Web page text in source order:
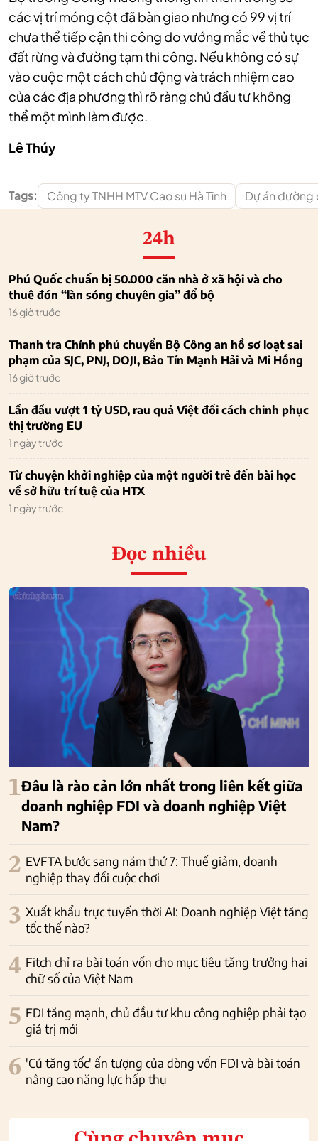
các vị trí móng cột đã bàn giao nhưng có 99 vị trí
chưa thể tiếp cận thi công do vướng mắc về thủ tục
đất rừng và đường tạm thi công. Nếu không có sự
vào cuộc một cách chủ động và trách nhiệm cao
của các địa phương thì rõ ràng chủ đầu tư không
thể một mình làm được.
Lê Thúy
Tags: Công ty TNHH MTV Cao su Hà Tĩnh Dự án
24h
Phú Quốc chuẩn bị 50.000 căn nhà ở xã hội và cho
thuê đón “làn sóng chuyên gia” đổ bộ
16 giờ trước
Thanh tra Chính phủ chuyển Bộ Công an hồ sơ loạt sai
phạm của SJC, PNJ, DOJI, Bảo Tín Mạnh Hải và Mi Hồng
16 giờ trước
Lần đầu vượt 1 tỷ USD, rau quả Việt đổi cách chinh phục
thị trường EU
1 ngày trước
Từ chuyện khởi nghiệp của một người trẻ đến bài học
về sở hữu trí tuệ của HTX
1 ngày trước
Đọc nhiều
1Đâu là rào cản lớn nhất trong liên kết giữa
doanh nghiệp FDI và doanh nghiệp Việt
Nam?
2 EVFTA bước sang năm thứ 7: Thuế giảm, doanh
nghiệp thay đổi cuộc chơi
3 Xuất khẩu trực tuyến thời AI: Doanh nghiệp Việt tăng
tốc thế nào?
4 Fitch chỉ ra bài toán vốn cho mục tiêu tăng trưởng hai
chữ số của Việt Nam
5 FDI tăng mạnh, chủ đầu tư khu công nghiệp phải tạo
giá trị mới
6 'Cú tăng tốc' ấn tượng của dòng vốn FDI và bài toán
nâng cao năng lực hấp thụ